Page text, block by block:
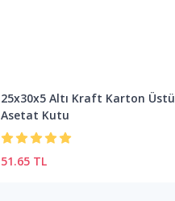
25x30x5 Altı Kraft Karton Üstü
Asetat Kutu
51.65 TL